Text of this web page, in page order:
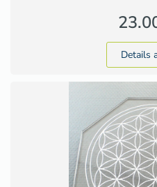
Details